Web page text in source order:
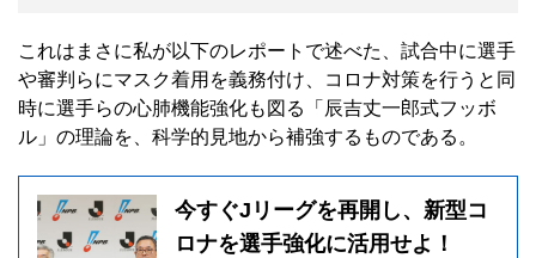
これはまさに私が以下のレポートで述べた、試合中に選手
や審判らにマスク着用を義務付け、コロナ対策を行うと同
時に選手らの心肺機能強化も図る「辰吉丈一郎式フッボ
ル」の理論を、科学的見地から補強するものである。
今すぐJリーグを再開し、新型コ
ロナを選手強化に活用せよ！